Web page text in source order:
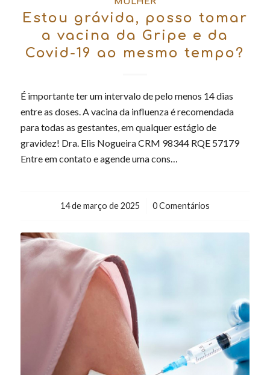
Estou grávida, posso tomar
a vacina da Gripe e da
Covid-19 ao mesmo tempo?
É importante ter um intervalo de pelo menos 14 dias
entre as doses. A vacina da influenza é recomendada
para todas as gestantes, em qualquer estágio de
gravidez! Dra. Elis Nogueira CRM 98344 RQE 57179
Entre em contato e agende uma cons…
14 de março de 2025
/ 0 Comentários